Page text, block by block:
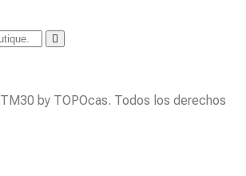
by TOPOcas. Todos los derechos